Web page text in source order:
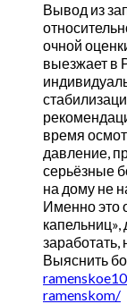
Вывод из
очной
выезжает в
время
давление,
серьёзные
на дому не
Именно это
заработать,
Выяснить
ramenskom/